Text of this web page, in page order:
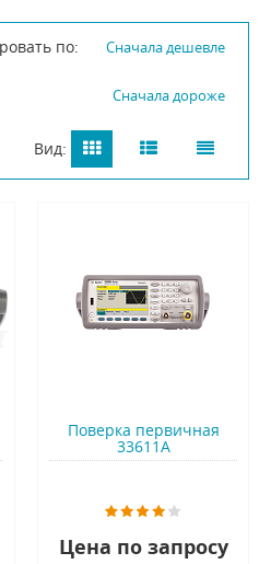
по: Сначала дешевле
Сначала дороже
Вид:
Поверка первичная
33611A
Цена по запросу